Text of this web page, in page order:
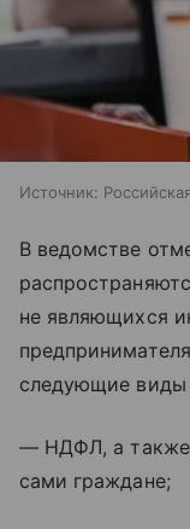
Источник:
В ведомстве
не являющихся
следующие виды
— НДФЛ, а также
сами граждане;